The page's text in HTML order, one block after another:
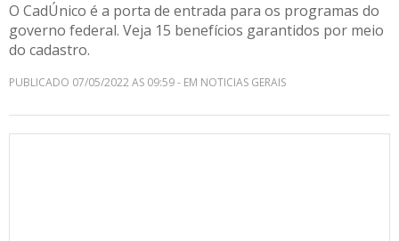
O CadÚnico é a porta de entrada para os programas do
governo federal. Veja 15 benefícios garantidos por meio
do cadastro.
PUBLICADO 07/05/2022 AS 09:59 - EM NOTICIAS GERAIS